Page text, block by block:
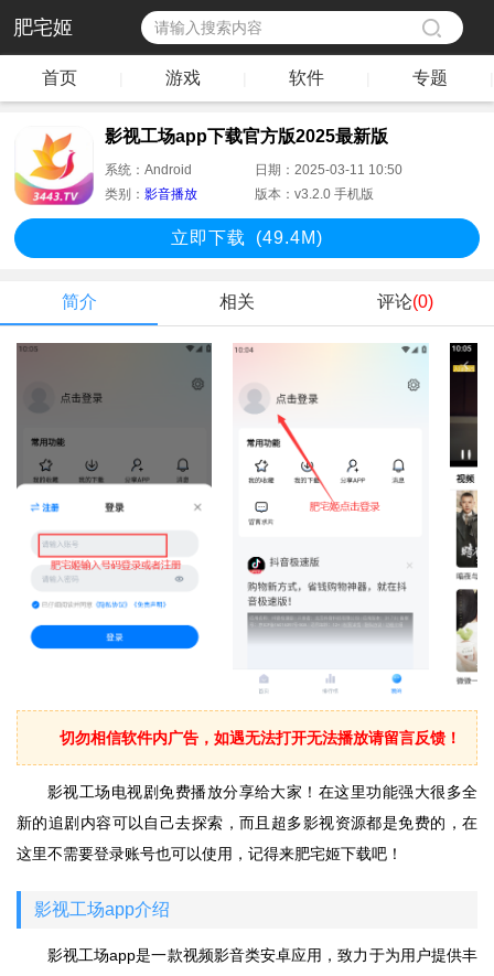
肥宅姬
首页 游戏 软件 专题
影视工场app下载官方版2025最新版
系统：Android 日期：2025-03-11 10:50
类别：影音播放 版本：v3.2.0 手机版
立即下载 (49.4M)
简介 相关 评论(0)
切勿相信软件内广告，如遇无法打开无法播放请留言反馈！
影视工场电视剧免费播放分享给大家！在这里功能强大很多全
新的追剧内容可以自己去探索，而且超多影视资源都是免费的，在
这里不需要登录账号也可以使用，记得来肥宅姬下载吧！
影视工场app介绍
影视工场app是一款视频影音类安卓应用，致力于为用户提供丰